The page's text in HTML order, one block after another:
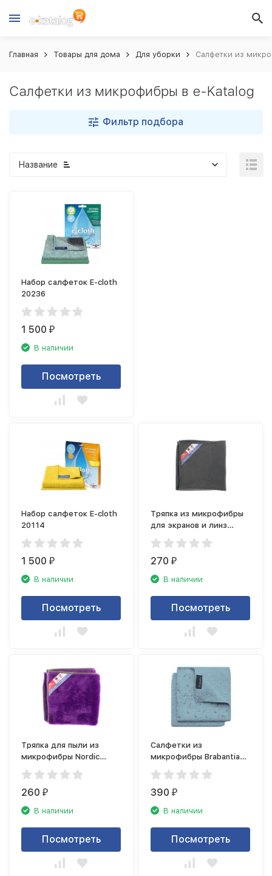
Главная Товары для дома Для уборки Салфетки из
Салфетки из микрофибры в e-Katalog
Фильтр подбора
Название
Набор салфеток E-cloth
20236
1 500₽
В наличии
Посмотреть
Набор салфеток E-cloth
20114
1 500₽
В наличии
Посмотреть
Тряпка из микрофибры
для экранов и линз
Nordic Stream 15357
270₽
В наличии
Посмотреть
Тряпка для пыли из
микрофибры Nordic
Stream 15352
260₽
В наличии
Посмотреть
Салфетки из
микрофибры Brabantia
117701
390₽
В наличии
Посмотреть